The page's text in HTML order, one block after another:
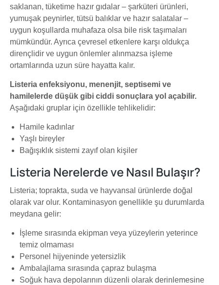
saklanan, tüketime hazır gıdalar – şarküteri ürünleri,
yumuşak peynirler, tütsü balıklar ve hazır salatalar –
uygun koşullarda muhafaza olsa bile risk taşımaları
mümkündür. Ayrıca çevresel etkenlere karşı oldukça
dirençlidir ve uygun önlemler alınmazsa işleme
ortamlarında uzun süre hayatta kalır.
Listeria enfeksiyonu, menenjit, septisemi ve
hamilelerde düşük gibi ciddi sonuçlara yol açabilir.
Aşağıdaki gruplar için özellikle tehlikelidir:
Hamile kadınlar
Yaşlı bireyler
Bağışıklık sistemi zayıf olan kişiler
Listeria Nerelerde ve Nasıl Bulaşır?
Listeria; toprakta, suda ve hayvansal ürünlerde doğal
olarak var olur. Kontaminasyon genellikle şu durumlarda
meydana gelir:
İşleme sırasında ekipman veya yüzeylerin yeterince
temiz olmaması
Personel hijyeninde yetersizlik
Ambalajlama sırasında çapraz bulaşma
Soğuk hava depolarının düzenli olarak derinlemesine